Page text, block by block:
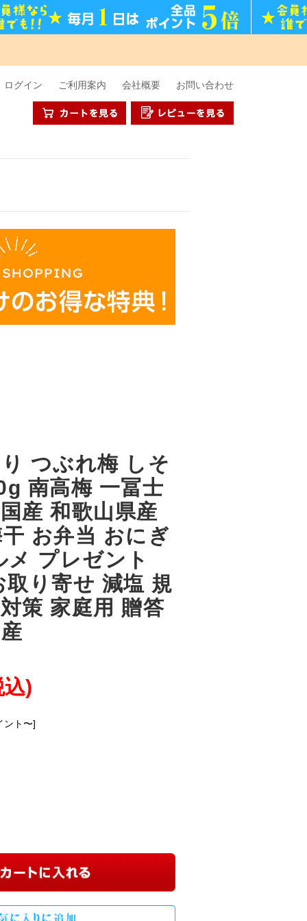
ログイン ご利用案内 会社概要 お問い合わせ
つぶれ梅 しそ
南高梅 一冨士
産 和歌山県産
お弁当 おにぎ
メ プレゼント
取り寄せ 減塩 規
策 家庭用 贈答
)
ント〜]